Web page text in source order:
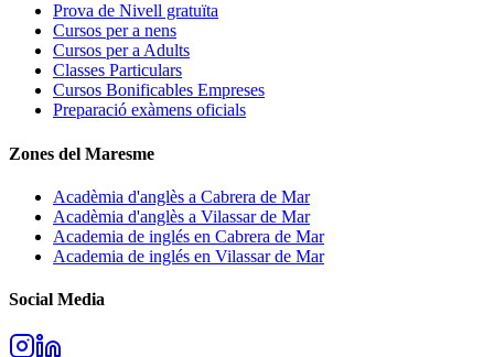
Prova de Nivell gratuïta
Cursos per a nens
Cursos per a Adults
Classes Particulars
Cursos Bonificables Empreses
Preparació exàmens oficials
Zones del Maresme
Acadèmia d'anglès a Cabrera de Mar
Acadèmia d'anglès a Vilassar de Mar
Academia de inglés en Cabrera de Mar
Academia de inglés en Vilassar de Mar
Social Media